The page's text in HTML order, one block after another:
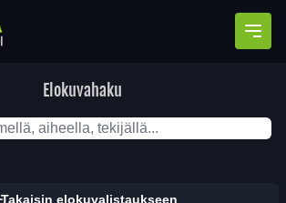
Elokuvahaku
Takaisin elokuvalistaukseen